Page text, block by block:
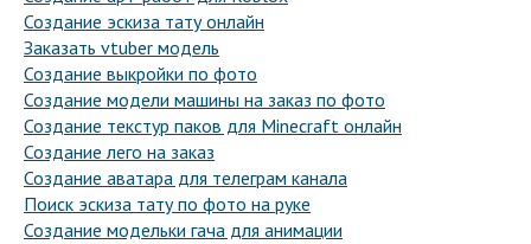
Создание эскиза тату онлайн
Заказать vtuber модель
Создание выкройки по фото
Создание модели машины на заказ по фото
Создание текстур паков для Minecraft онлайн
Создание лего на заказ
Создание аватара для телеграм канала
Поиск эскиза тату по фото на руке
Создание модельки гача для анимации